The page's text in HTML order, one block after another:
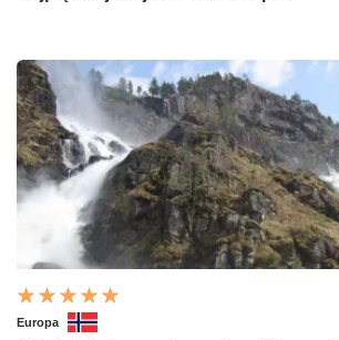
Europa